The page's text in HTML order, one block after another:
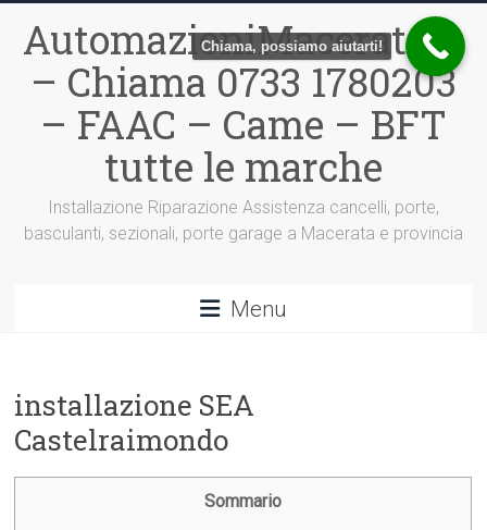
contenuto
AutomazioniMacerata.it
– Chiama 0733 1780203
– FAAC – Came – BFT
tutte le marche
Installazione Riparazione Assistenza cancelli, porte,
basculanti, sezionali, porte garage a Macerata e provincia
Menu
installazione SEA
Castelraimondo
Sommario
Chiama, possiamo aiutarti!